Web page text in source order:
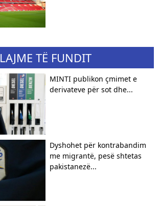
LAJME TË FUNDIT
MINTI publikon çmimet e
derivateve për sot dhe...
Dyshohet për kontrabandim
me migrantë, pesë shtetas
pakistanezë...